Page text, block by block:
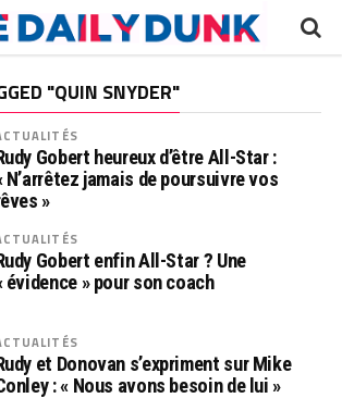
"QUIN SNYDER"
Gobert heureux d’être All-Star :
N’arrêtez jamais de poursuivre vos
»
Gobert enfin All-Star ? Une
évidence » pour son coach
et Donovan s’expriment sur Mike
: « Nous avons besoin de lui »